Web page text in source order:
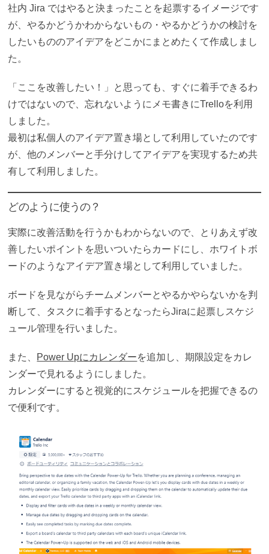
社内 Jira ではやると決まったことを起票するイメージです
が、やるかどうかわからないもの・やるかどうかの検討を
したいもののアイデアをどこかにまとめたくて作成しまし
た。
「ここを改善したい！
」と思っても、すぐに着手できるわ
けではないので、忘れないようにメモ書きにTrelloを利用
しました。
最初は私個人のアイデア置き場として利用していたのです
が、他のメンバーと手分けしてアイデアを実現するため共
有して利用しました。
どのように使うの？
実際に改善活動を行うかもわからないので、とりあえず改
善したいポイントを思いついたらカードにし、ホワイトボ
ードのようなアイデア置き場として利用していました。
ボードを見ながらチームメンバーとやるかやらないかを判
断して、タスクに着手するとなったらJiraに起票しスケジ
ュール管理を行いました。
また、 Power Upにカレンダーを追加し、期限設定をカレ
ンダーで見れるようにしました。
カレンダーにすると視覚的にスケジュールを把握できるの
で便利です。